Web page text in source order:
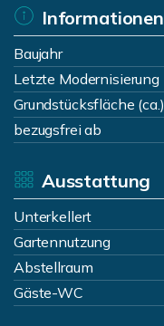
Informationen
Baujahr
Letzte Modernisierung
Grundstücksfläche (ca.)
bezugsfrei ab
Ausstattung
Unterkellert
Gartennutzung
Abstellraum
Gäste-WC